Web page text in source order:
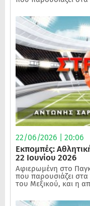
22/06/2026 | 20:06
Εκπομπές:
22 Ιουνίου 2026
Αφιερωμένη στο
που παρουσιάζει
του Μεξικού, και η